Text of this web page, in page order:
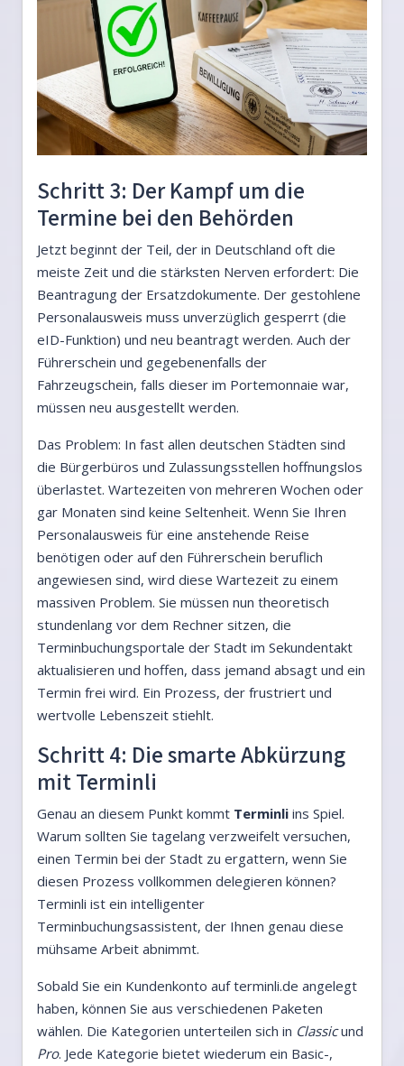
Schritt 3: Der Kampf um die
Termine bei den Behörden
Jetzt beginnt der Teil, der in Deutschland oft die
meiste Zeit und die stärksten Nerven erfordert: Die
Beantragung der Ersatzdokumente. Der gestohlene
Personalausweis muss unverzüglich gesperrt (die
eID-Funktion) und neu beantragt werden. Auch der
Führerschein und gegebenenfalls der
Fahrzeugschein, falls dieser im Portemonnaie war,
müssen neu ausgestellt werden.
Das Problem: In fast allen deutschen Städten sind
die Bürgerbüros und Zulassungsstellen hoffnungslos
überlastet. Wartezeiten von mehreren Wochen oder
gar Monaten sind keine Seltenheit. Wenn Sie Ihren
Personalausweis für eine anstehende Reise
benötigen oder auf den Führerschein beruflich
angewiesen sind, wird diese Wartezeit zu einem
massiven Problem. Sie müssen nun theoretisch
stundenlang vor dem Rechner sitzen, die
Terminbuchungsportale der Stadt im Sekundentakt
aktualisieren und hoffen, dass jemand absagt und ein
Termin frei wird. Ein Prozess, der frustriert und
wertvolle Lebenszeit stiehlt.
Schritt 4: Die smarte Abkürzung
mit Terminli
Genau an diesem Punkt kommt Terminli ins Spiel.
Warum sollten Sie tagelang verzweifelt versuchen,
einen Termin bei der Stadt zu ergattern, wenn Sie
diesen Prozess vollkommen delegieren können?
Terminli ist ein intelligenter
Terminbuchungsassistent, der Ihnen genau diese
mühsame Arbeit abnimmt.
Sobald Sie ein Kundenkonto auf terminli.de angelegt
haben, können Sie aus verschiedenen Paketen
wählen. Die Kategorien unterteilen sich in Classicund
Pro. Jede Kategorie bietet wiederum ein Basic-,